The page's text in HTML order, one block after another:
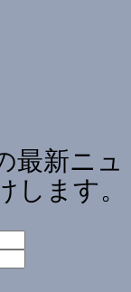
最新ニュ
します。